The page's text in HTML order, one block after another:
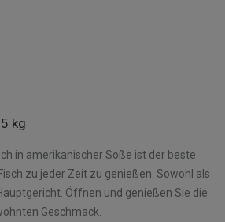
kg
in amerikanischer Soße ist der beste
zu jeder Zeit zu genießen. Sowohl als
Öffnen und genießen Sie die
Geschmack.